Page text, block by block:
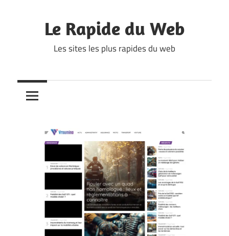
Le Rapide du Web
Les sites les plus rapides du web